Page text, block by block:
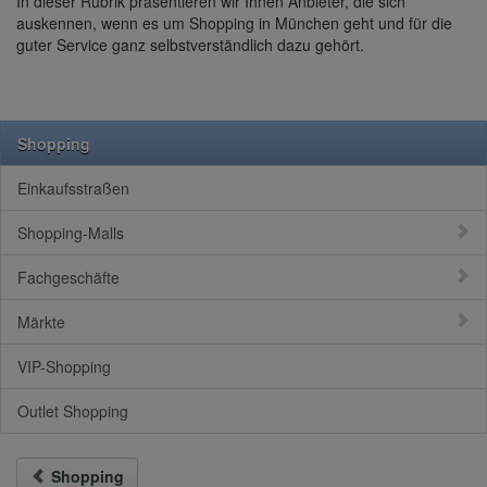
auskennen, wenn es um Shopping in München geht und für die
guter Service ganz selbstverständlich dazu gehört.
Shopping
Einkaufsstraßen
Shopping-Malls
Fachgeschäfte
Märkte
VIP-Shopping
Outlet Shopping
Shopping